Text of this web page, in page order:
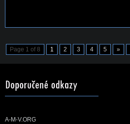
Page 1 of 8 1 2 3 4 5 »
A-M-V.ORG